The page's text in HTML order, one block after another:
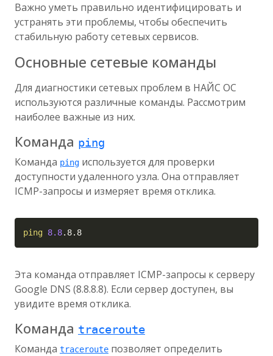
Важно уметь правильно идентифицировать и
устранять эти проблемы, чтобы обеспечить
стабильную работу сетевых сервисов.
Основные сетевые команды
Для диагностики сетевых проблем в НАЙС ОС
используются различные команды. Рассмотрим
наиболее важные из них.
Команда ping
Команда ping используется для проверки
доступности удаленного узла. Она отправляет
ICMP-запросы и измеряет время отклика.
ping 8.8.8.8
Эта команда отправляет ICMP-запросы к серверу
Google DNS (8.8.8.8). Если сервер доступен, вы
увидите время отклика.
Команда traceroute
Команда traceroute позволяет определить